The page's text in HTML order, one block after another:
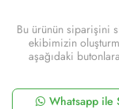
Bu ürünün siparişini
ekibimizin
aşağıdaki
Whatsapp ile